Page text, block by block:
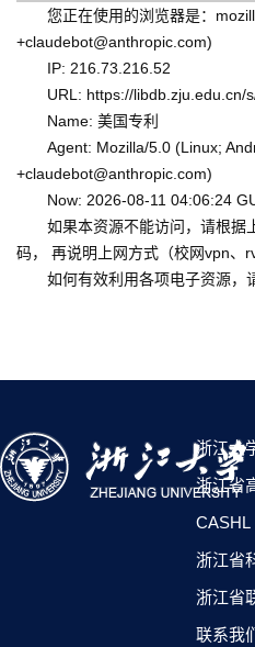
您正在使用的浏览器是：
+claudebot@anthropic.com)
IP: 216.73.216.52
URL: https://libdb.zju.edu.cn/
Name: 美国专利
Agent: Mozilla/5.0 (Linux;
+claudebot@anthropic.com)
Now: 2026-08-11 04:06:24
如果本资源不能访问，请根据
码， 再说明上网方式（校网vpn、
如何有效利用各项电子资源，
浙江大
浙江省
CASHL
浙江省
浙江省
联系我